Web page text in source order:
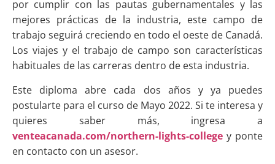
por cumplir con las pautas gubernamentales y las
mejores prácticas de la industria, este campo de
trabajo seguirá creciendo en todo el oeste de Canadá.
Los viajes y el trabajo de campo son características
habituales de las carreras dentro de esta industria.
Este diploma abre cada dos años y ya puedes
postularte para el curso de Mayo 2022. Si te interesa y
quieres saber más, ingresa a
venteacanada.com/northern-lights-college y ponte
en contacto con un asesor.